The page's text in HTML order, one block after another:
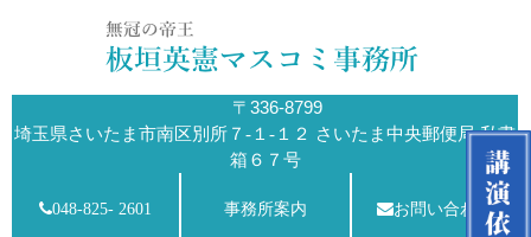
〒336-8799
埼玉県さいたま市南区別所７-１-１２ さいたま中央郵便局 私書
箱６７号
048-825- 2601 事務所案内 お問い合わせ